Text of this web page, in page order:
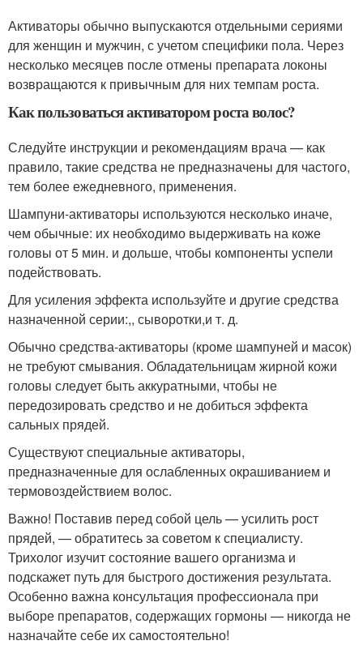
Активаторы обычно выпускаются отдельными сериями
для женщин и мужчин, с учетом специфики пола. Через
несколько месяцев после отмены препарата локоны
возвращаются к привычным для них темпам роста.
Как пользоваться активатором роста волос?
Следуйте инструкции и рекомендациям врача — как
правило, такие средства не предназначены для частого,
тем более ежедневного, применения.
Шампуни-активаторы используются несколько иначе,
чем обычные: их необходимо выдерживать на коже
головы от 5 мин. и дольше, чтобы компоненты успели
подействовать.
Для усиления эффекта используйте и другие средства
назначенной серии:,, сыворотки,и т. д.
Обычно средства-активаторы (кроме шампуней и масок)
не требуют смывания. Обладательницам жирной кожи
головы следует быть аккуратными, чтобы не
передозировать средство и не добиться эффекта
сальных прядей.
Существуют специальные активаторы,
предназначенные для ослабленных окрашиванием и
термовоздействием волос.
Важно! Поставив перед собой цель — усилить рост
прядей, — обратитесь за советом к специалисту.
Трихолог изучит состояние вашего организма и
подскажет путь для быстрого достижения результата.
Особенно важна консультация профессионала при
выборе препаратов, содержащих гормоны — никогда не
назначайте себе их самостоятельно!